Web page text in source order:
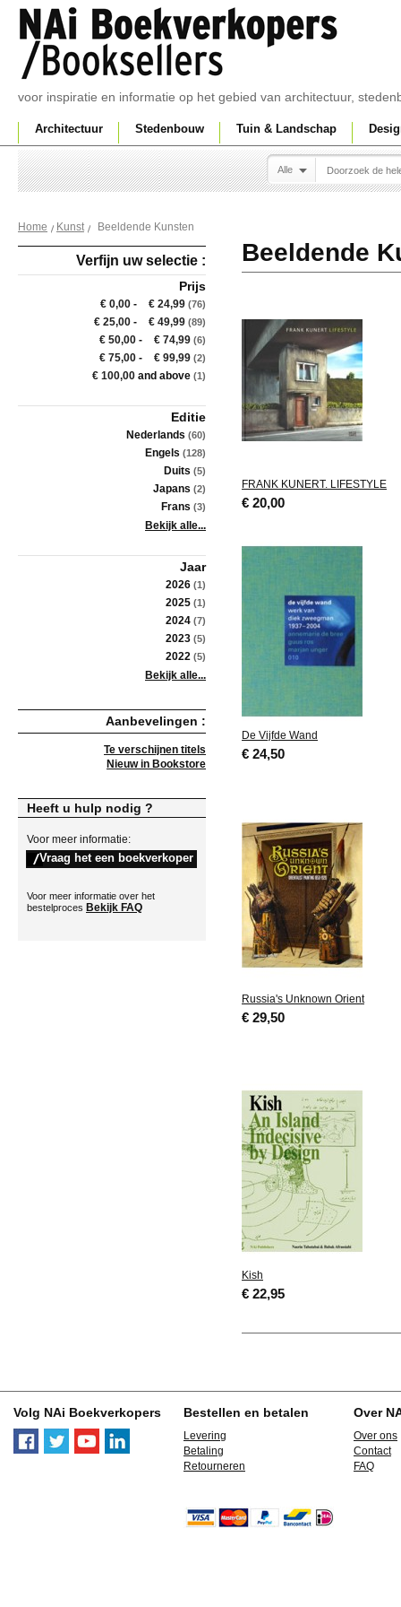
voor inspiratie en informatie op het gebied van architectuur,
Architectuur Stedenbouw Tuin & Landschap
Alle
Home Kunst Beeldende Kunsten
Verfijn uw selectie :
Prijs
€ 0,00 - € 24,99 (76)
€ 25,00 - € 49,99 (89)
€ 50,00 - € 74,99 (6)
€ 75,00 - € 99,99 (2)
€ 100,00 and above (1)
Editie
Nederlands (60)
Engels (128)
Duits (5)
Japans (2)
Frans (3)
Bekijk alle...
Jaar
2026 (1)
2025 (1)
2024 (7)
2023 (5)
2022 (5)
Bekijk alle...
Aanbevelingen :
Te verschijnen titels
Nieuw in Bookstore
Heeft u hulp nodig ?
Voor meer informatie:
Voor meer informatie over het
bestelproces Bekijk FAQ
Beeldende
FRANK KUNERT. LIFESTYLE
€ 20,00
De Vijfde Wand
€ 24,50
Russia's Unknown Orient
€ 29,50
Kish
€ 22,95
Volg NAi Boekverkopers Bestellen en betalen
Levering
Betaling
Retourneren
Over
Over ons
Contact
FAQ